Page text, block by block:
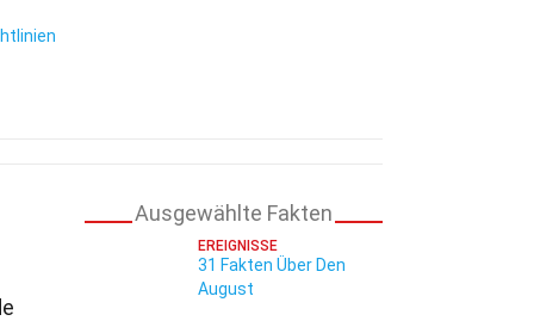
Ausgewählte Fakten
EREIGNISSE
31 Fakten Über Den
August